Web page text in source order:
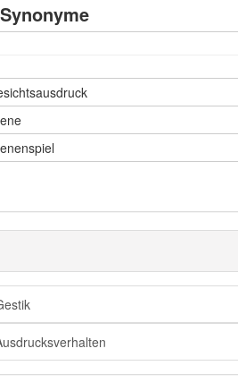
Synonyme